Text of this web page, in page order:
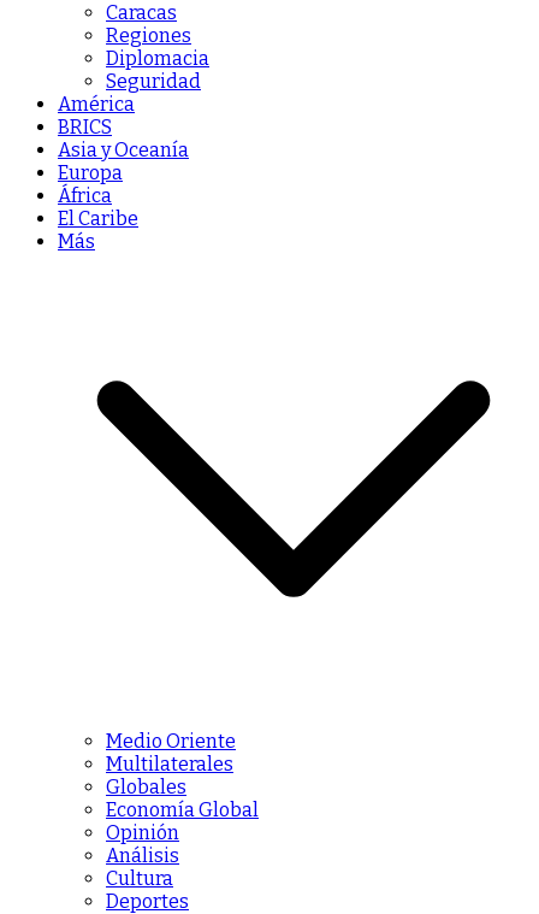
Caracas
Regiones
Diplomacia
Seguridad
América
BRICS
Asia y Oceanía
Europa
África
El Caribe
Más
Medio Oriente
Multilaterales
Globales
Economía Global
Opinión
Análisis
Cultura
Deportes